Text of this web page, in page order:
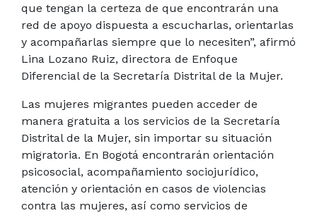
que tengan la certeza de que encontrarán una
red de apoyo dispuesta a escucharlas, orientarlas
y acompañarlas siempre que lo necesiten”, afirmó
Lina Lozano Ruiz, directora de Enfoque
Diferencial de la Secretaría Distrital de la Mujer.
Las mujeres migrantes pueden acceder de
manera gratuita a los servicios de la Secretaría
Distrital de la Mujer, sin importar su situación
migratoria. En Bogotá encontrarán orientación
psicosocial, acompañamiento sociojurídico,
atención y orientación en casos de violencias
contra las mujeres, así como servicios de